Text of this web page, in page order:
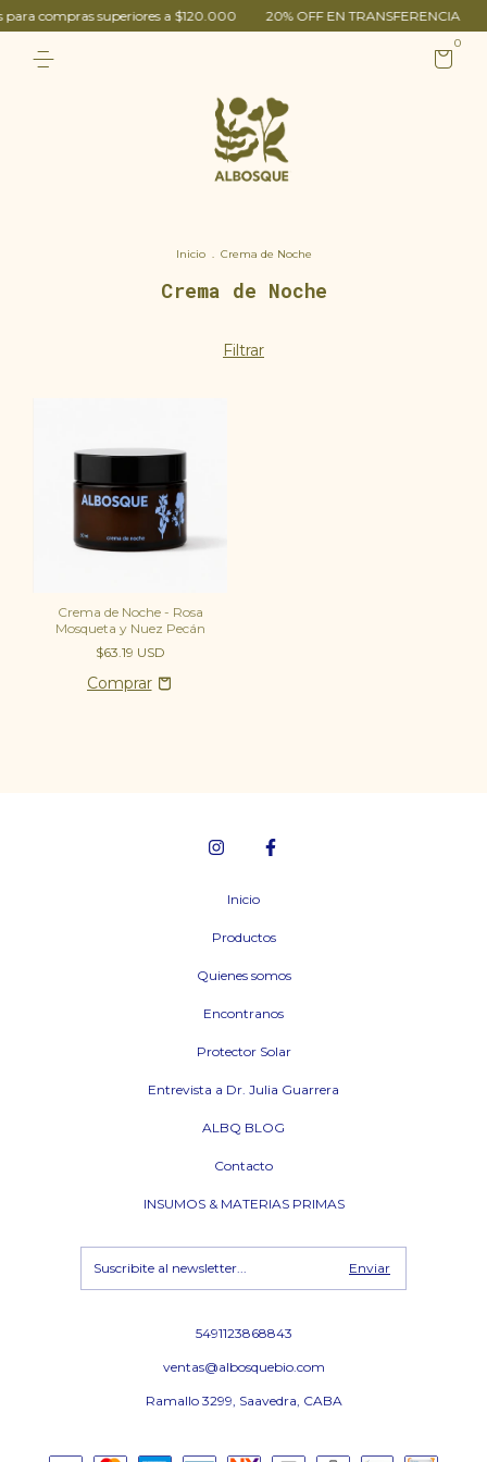
compras superiores a $120.000 20% OFF EN TRANSFERENCIA
0
Inicio . Crema de Noche
Crema de Noche
Filtrar
Crema de Noche - Rosa
Mosqueta y Nuez Pecán
$63.19 USD
Inicio
Productos
Quienes somos
Encontranos
Protector Solar
Entrevista a Dr. Julia Guarrera
ALBQ BLOG
Contacto
INSUMOS & MATERIAS PRIMAS
5491123868843
ventas@albosquebio.com
Ramallo 3299, Saavedra, CABA